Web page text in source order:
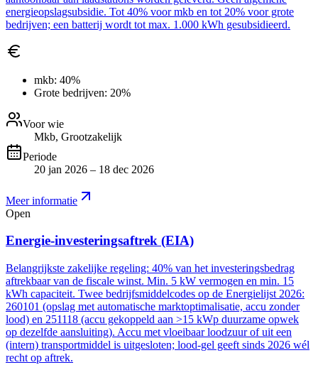
energieopslagsubsidie. Tot 40% voor mkb en tot 20% voor grote
bedrijven; een batterij wordt tot max. 1.000 kWh gesubsidieerd.
mkb: 40%
Grote bedrijven: 20%
Voor wie
Mkb, Grootzakelijk
Periode
20 jan 2026 – 18 dec 2026
Meer informatie
Open
Energie-investeringsaftrek (EIA)
Belangrijkste zakelijke regeling: 40% van het investeringsbedrag
aftrekbaar van de fiscale winst. Min. 5 kW vermogen en min. 15
kWh capaciteit. Twee bedrijfsmiddelcodes op de Energielijst 2026:
260101 (opslag met automatische marktoptimalisatie, accu zonder
lood) en 251118 (accu gekoppeld aan >15 kWp duurzame opwek
op dezelfde aansluiting). Accu met vloeibaar loodzuur of uit een
(intern) transportmiddel is uitgesloten; lood-gel geeft sinds 2026 wél
recht op aftrek.